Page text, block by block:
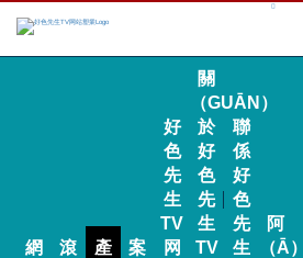
網
滾
產
案
好
色
先
生
TV
网
關
（GUĀN）
於
好
色
先
生
TV
聯
係
好
色
先
生
阿
（Ā）